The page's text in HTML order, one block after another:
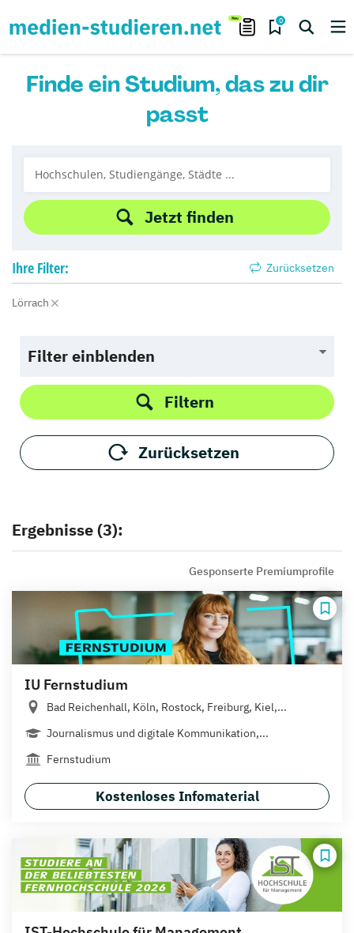
0
Finde ein Studium, das zu dir
passt
Jetzt finden
Ihre Filter: Zurücksetzen
Lörrach
Filter einblenden
Filtern
Zurücksetzen
Ergebnisse (3):
Gesponserte Premiumprofile
IU Fernstudium
Bad Reichenhall, Köln, Rostock, Freiburg, Kiel,...
Journalismus und digitale Kommunikation,...
Fernstudium
Kostenloses Infomaterial